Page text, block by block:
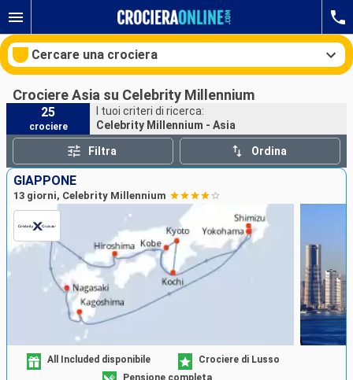
Cercare una crociera
Le nostre destinazioni
Mesi di partenza
Porti Compagnie
Ricerca
Crociere Asia su Celebrity Millennium
25
crociere
I tuoi criteri di ricerca:
Celebrity Millennium - Asia
Filtra Ordina
GIAPPONE
13 giorni, Celebrity Millennium
All Included disponibile
Crociere di Lusso
Pensione completa